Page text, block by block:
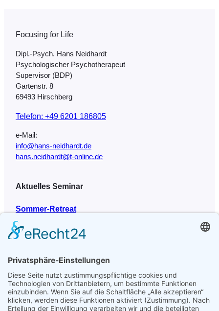
Focusing for Life
Dipl.-Psych. Hans Neidhardt
Psychologischer Psychotherapeut
Supervisor (BDP)
Gartenstr. 8
69493 Hirschberg
Telefon: +49 6201 186805
e-Mail:
info@hans-neidhardt.de
hans.neidhardt@t-online.de
Aktuelles Seminar
Sommer-Retreat
26. August 2026 – 30. August 2026
Seitenübersicht
das Team